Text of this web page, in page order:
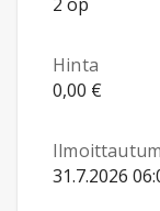
Hinta
0,00 €
31.7.2026